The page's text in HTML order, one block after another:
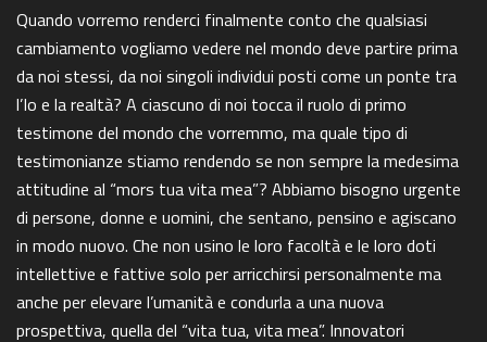
Quando vorremo renderci finalmente conto che qualsiasi
cambiamento vogliamo vedere nel mondo deve partire prima
da noi stessi, da noi singoli individui posti come un ponte tra
l’Io e la realtà? A ciascuno di noi tocca il ruolo di primo
testimone del mondo che vorremmo, ma quale tipo di
testimonianze stiamo rendendo se non sempre la medesima
attitudine al “mors tua vita mea”? Abbiamo bisogno urgente
di persone, donne e uomini, che sentano, pensino e agiscano
in modo nuovo. Che non usino le loro facoltà e le loro doti
intellettive e fattive solo per arricchirsi personalmente ma
anche per elevare l’umanità e condurla a una nuova
prospettiva, quella del “vita tua, vita mea”. Innovatori